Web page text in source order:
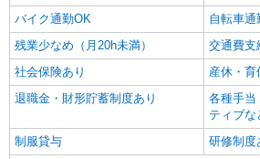
バイク通勤OK
自転車通
残業少なめ（月20h未満）
交通費支
社会保険あり
産休・育
退職金・財形貯蓄制度あり
各種手当
ティブな
制服貸与
研修制度